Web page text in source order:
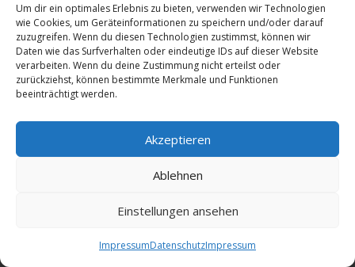
Um dir ein optimales Erlebnis zu bieten, verwenden wir Technologien
wie Cookies, um Geräteinformationen zu speichern und/oder darauf
zuzugreifen. Wenn du diesen Technologien zustimmst, können wir
Daten wie das Surfverhalten oder eindeutige IDs auf dieser Website
verarbeiten. Wenn du deine Zustimmung nicht erteilst oder
zurückziehst, können bestimmte Merkmale und Funktionen
beeinträchtigt werden.
Akzeptieren
Ablehnen
Einstellungen ansehen
ImpressumDatenschutzImpressum
© NewDEF 2026
Kontakt
Impressum
Datenschutz